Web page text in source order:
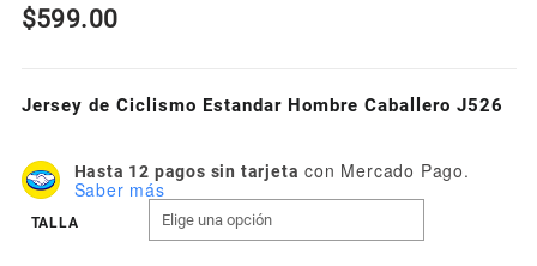
$599.00
Jersey de Ciclismo Estandar Hombre Caballero J526
Hasta 12 pagos sin tarjeta con Mercado Pago.
Saber más
TALLA